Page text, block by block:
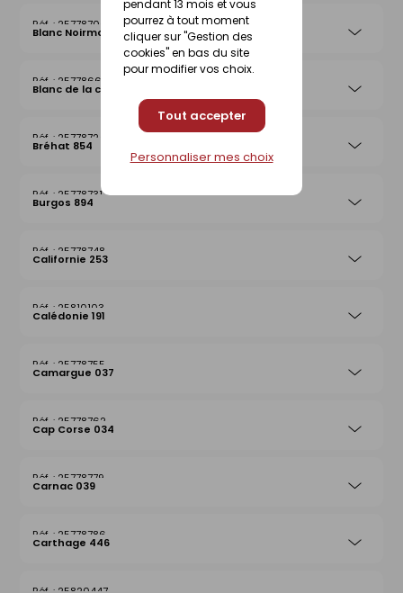
pendant 13 mois et vous
pourrez à tout moment
cliquer sur "Gestion des
cookies" en bas du site
pour modifier vos choix.
Tout accepter
Personnaliser mes choix
25778700
Blanc Noirmoutier 013
25778663
Blanc de la côte
25778724
Bréhat 854
25778731
Burgos 894
25778748
Californie 253
25810103
Calédonie 191
25778755
Camargue 037
25778762
Cap Corse 034
25778779
Carnac 039
25778786
Carthage 446